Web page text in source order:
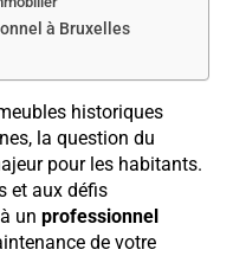
à Bruxelles
historiques
la question du
pour les habitants.
et aux défis
un professionnel
de votre